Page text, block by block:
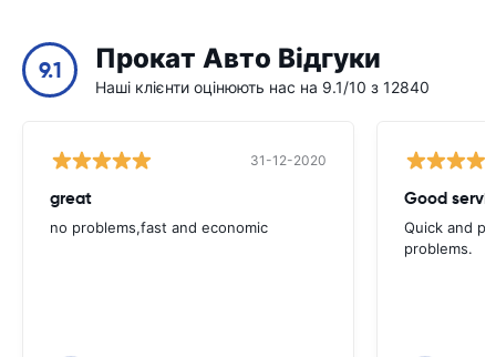
9.1 Прокат Авто Відгуки
Наші клієнти оцінюють нас на 9.1/10 з 12840
31-12-2020
great
no problems,fast and economic
Good
Quick and
problems.